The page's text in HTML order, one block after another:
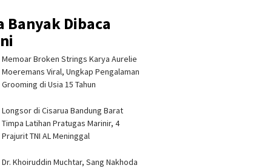
Banyak Dibaca
Memoar Broken Strings Karya Aurelie
Moeremans Viral, Ungkap Pengalaman
Grooming di Usia 15 Tahun
Longsor di Cisarua Bandung Barat
Timpa Latihan Pra­tugas Marinir, 4
Prajurit TNI AL Meninggal
Dr. Khoiruddin Muchtar, Sang Nakhoda